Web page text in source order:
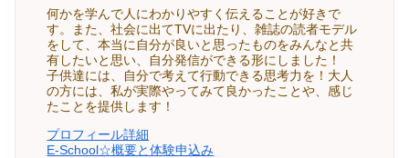
何かを学んで人にわかりやすく伝えることが好きで
す。また、社会に出てTVに出たり、雑誌の読者モデル
をして、本当に自分が良いと思ったものをみんなと共
有したいと思い、自分発信ができる形にしました！
子供達には、自分で考えて行動できる思考力を！大人
の方には、私が実際やってみて良かったことや、感じ
たことを提供します！
プロフィール詳細
E-School☆概要と体験申込み